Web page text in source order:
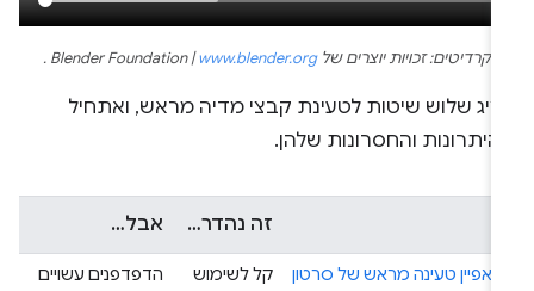
קרדיטים: זכויות יוצרים של Blender Foundation |www.blender.org
.
שלוש שיטות לטעינת קבצי מדיה מראש, ואתחיל
והחסרונות שלהן.
זה נהדר… אבל…
מאפיין טעינה מראש של סרטון
קל לשימוש
הדפדפנים עשויים